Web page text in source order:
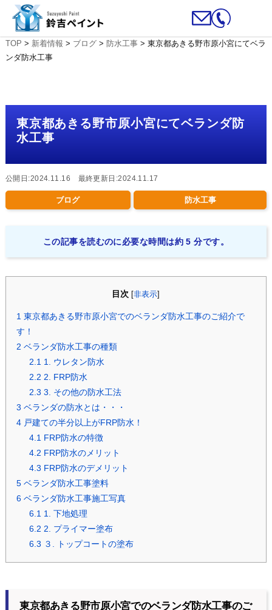
TOP > 新着情報 > ブログ> 防水工事> 東京都あきる野市原小宮にてベラ
ンダ防水工事
東京都あきる野市原小宮にてベランダ防
水工事
公開日:2024.11.16 最終更新日:2024.11.17
ブログ 防水工事
この記事を読むのに必要な時間は約 5 分です。
目次 [非表示
1東京都あきる野市原小宮でのベランダ防水工事のご紹介で
す！
2 ベランダ防水工事の種類
2.11. ウレタン防水
2.2 2. FRP防水
2.3 3. その他の防水工法
3 ベランダの防水とは・・・
4戸建ての半分以上がFRP防水！
4.1FRP防水の特徴
4.2 FRP防水のメリット
4.3 FRP防水のデメリット
5ベランダ防水工事塗料
6ベランダ防水工事施工写真
6.11. 下地処理
6.2 2. プライマー塗布
6.3 ３. トップコートの塗布
東京都あきる野市原小宮でのベランダ防水工事のご